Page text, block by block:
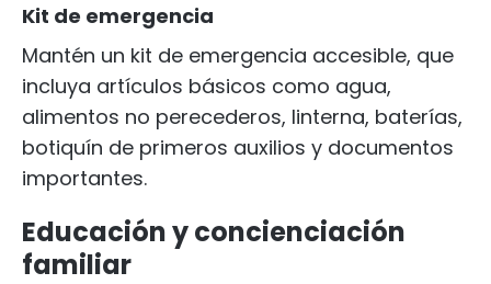
Kit de emergencia
Mantén un kit de emergencia accesible, que
incluya artículos básicos como agua,
alimentos no perecederos, linterna, baterías,
botiquín de primeros auxilios y documentos
importantes.
Educación y concienciación
familiar